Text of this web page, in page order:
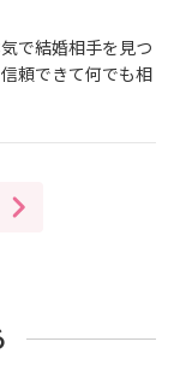
で結婚相手を見つ
頼できて何でも相